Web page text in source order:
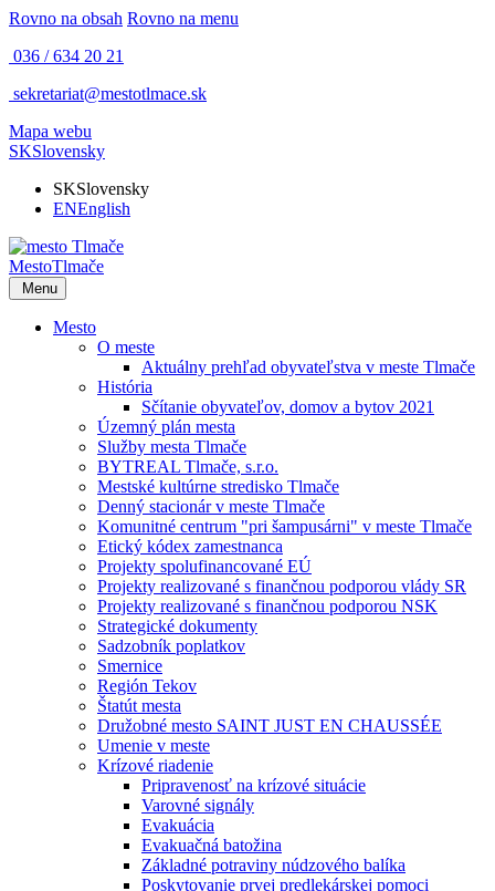
Rovno na obsah Rovno na menu
036 / 634 20 21
sekretariat@mestotlmace.sk
Mapa webu
SKSlovensky
SKSlovensky
ENEnglish
MestoTlmače
Menu
Mesto
O meste
Aktuálny prehľad obyvateľstva v meste Tlmače
História
Sčítanie obyvateľov, domov a bytov 2021
Územný plán mesta
Služby mesta Tlmače
BYTREAL Tlmače, s.r.o.
Mestské kultúrne stredisko Tlmače
Denný stacionár v meste Tlmače
Komunitné centrum "pri šampusárni" v meste Tlmače
Etický kódex zamestnanca
Projekty spolufinancované EÚ
Projekty realizované s finančnou podporou vlády SR
Projekty realizované s finančnou podporou NSK
Strategické dokumenty
Sadzobník poplatkov
Smernice
Región Tekov
Štatút mesta
Družobné mesto SAINT JUST EN CHAUSSÉE
Umenie v meste
Krízové riadenie
Pripravenosť na krízové situácie
Varovné signály
Evakuácia
Evakuačná batožina
Základné potraviny núdzového balíka
Poskytovanie prvej predlekárskej pomoci